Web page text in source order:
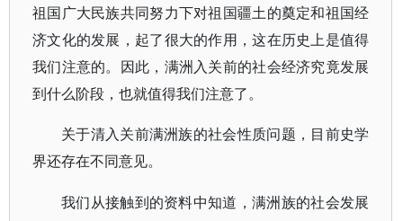
祖国广大民族共同努力下对祖国疆土的奠定和祖国经
济文化的发展，起了很大的作用，这在历史上是值得
我们注意的。因此，满洲入关前的社会经济究竟发展
到什么阶段，也就值得我们注意了。
关于清入关前满洲族的社会性质问题，目前史学
界还存在不同意见。
我们从接触到的资料中知道，满洲族的社会发展